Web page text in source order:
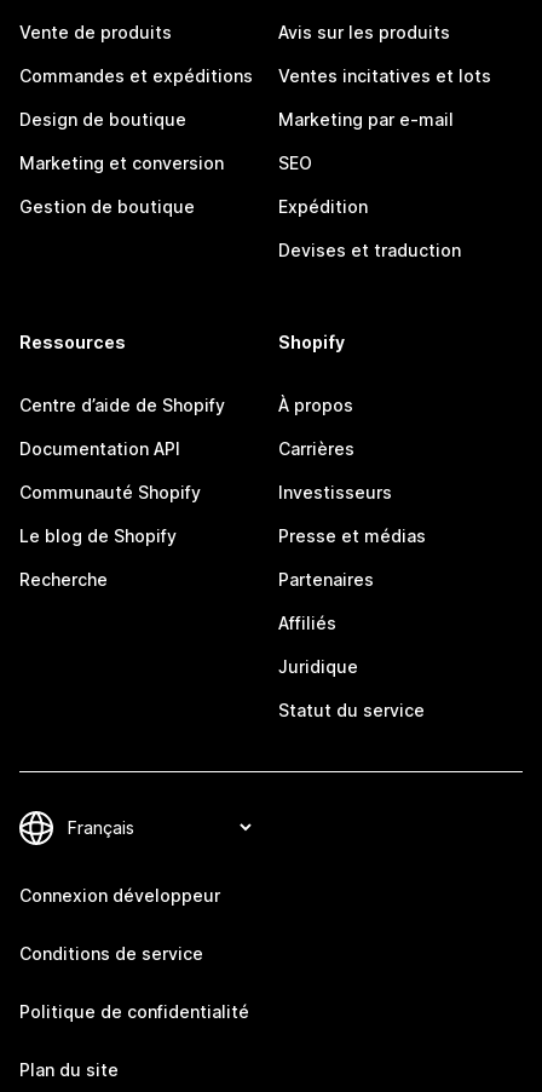
Vente de produits
Commandes et expéditions
Design de boutique
Marketing et conversion
Gestion de boutique
Avis sur les produits
Ventes incitatives et lots
Marketing par e-mail
SEO
Expédition
Devises et traduction
Ressources
Centre d’aide de Shopify
Documentation API
Communauté Shopify
Le blog de Shopify
Recherche
Shopify
À propos
Carrières
Investisseurs
Presse et médias
Partenaires
Affiliés
Juridique
Statut du service
Connexion développeur
Conditions de service
Politique de confidentialité
Plan du site